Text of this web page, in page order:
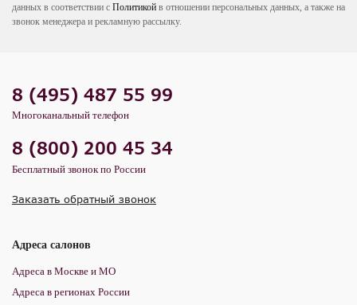
данных в соответствии с Политикой в отношении персональных данных, а также на
звонок менеджера и рекламную рассылку.
8 (495) 487 55 99
Многоканальный телефон
8 (800) 200 45 34
Бесплатный звонок по России
Заказать обратный звонок
Адреса салонов
Адреса в Москве и МО
Адреса в регионах России